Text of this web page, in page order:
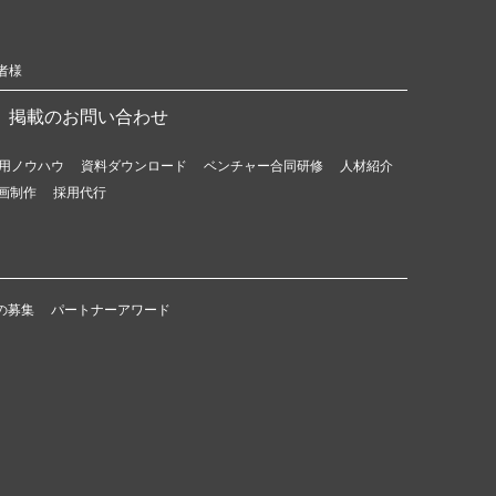
様
掲載のお問い合わせ
ノウハウ 資料ダウンロード ベンチャー合同研修
人材紹介
制作
採用代行
募集 パートナーアワード